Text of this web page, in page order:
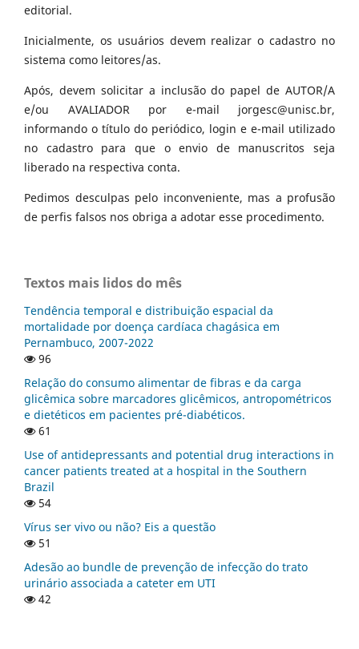
editorial.
Inicialmente, os usuários devem realizar o cadastro no
sistema como leitores/as.
Após, devem solicitar a inclusão do papel de AUTOR/A
e/ou AVALIADOR por e-mail jorgesc@unisc.br,
informando o título do periódico, login e e-mail utilizado
no cadastro para que o envio de manuscritos seja
liberado na respectiva conta.
Pedimos desculpas pelo inconveniente, mas a profusão
de perfis falsos nos obriga a adotar esse procedimento.
Textos mais lidos do mês
Tendência temporal e distribuição espacial da
mortalidade por doença cardíaca chagásica em
Pernambuco, 2007-2022
96
Relação do consumo alimentar de fibras e da carga
glicêmica sobre marcadores glicêmicos, antropométricos
e dietéticos em pacientes pré-diabéticos.
61
Use of antidepressants and potential drug interactions in
cancer patients treated at a hospital in the Southern
Brazil
54
Vírus ser vivo ou não? Eis a questão
51
Adesão ao bundle de prevenção de infecção do trato
urinário associada a cateter em UTI
42